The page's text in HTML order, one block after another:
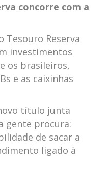
concorre com a
Tesouro Reserva
investimentos
os brasileiros,
e as caixinhas
título junta
gente procura:
de sacar a
ligado à